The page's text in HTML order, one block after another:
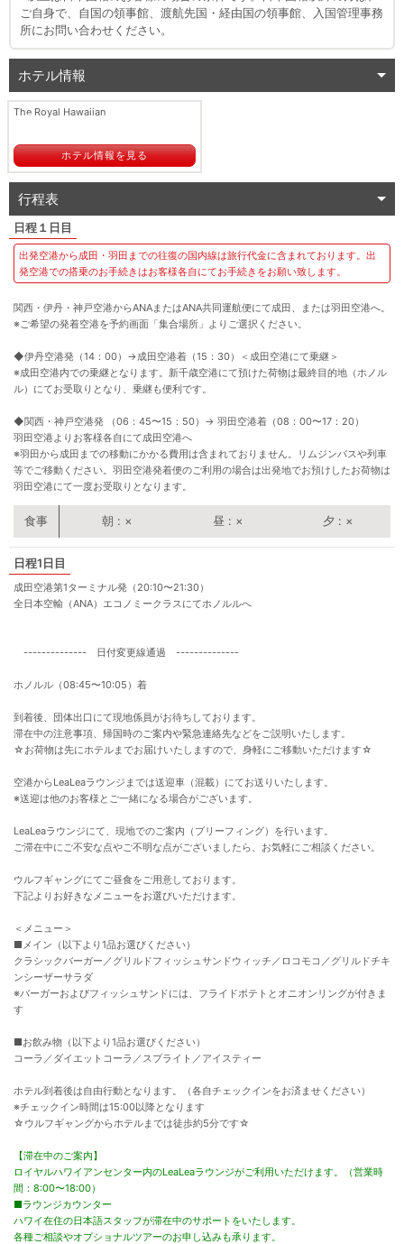
ご自身で、自国の領事館、渡航先国・経由国の領事館、入国管理事務
所にお問い合わせください。
ホテル情報
The Royal Hawaiian
ホテル情報を見る
行程表
１日目
出発空港から成田・羽田までの往復の国内線は旅行代金に含まれております。出
発空港での搭乗のお手続きはお客様各自にてお手続きをお願い致します。
関西・伊丹・神戸空港からANAまたはANA共同運航便にて成田、または羽田空港へ。
※ご希望の発着空港を予約画面「集合場所」よりご選択ください。
◆伊丹空港発（14：00） →成田空港着（15：30）＜成田空港にて乗継＞
※成田空港内での乗継となります。新千歳空港にて預けた荷物は最終目的地（ホノル
ル）にてお受取りとなり、乗継も便利です。
◆関西・神戸空港発 （06：45〜15：50） → 羽田空港着（08：00〜17：20）
羽田空港よりお客様各自にて成田空港へ
※羽田から成田までの移動にかかる費用は含まれておりません。リムジンバスや列車
等でご移動ください。羽田空港発着便のご利用の場合は出発地でお預けしたお荷物は
羽田空港にて一度お受取りとなります。
朝 × 昼 × 夕 ×
1日目
成田空港第1ターミナル発（20:10〜21:30）
全日本空輸（ANA）エコノミークラスにてホノルルへ
-------------- 日付変更線通過 --------------
ホノルル（08:45〜10:05）着
到着後、団体出口にて現地係員がお待ちしております。
滞在中の注意事項、帰国時のご案内や緊急連絡先などをご説明いたします。
☆お荷物は先にホテルまでお届けいたしますので、身軽にご移動いただけます☆
空港からLeaLeaラウンジまでは送迎車（混載）にてお送りいたします。
※送迎は他のお客様とご一緒になる場合がございます。
LeaLeaラウンジにて、現地でのご案内（ブリーフィング）を行います。
ご滞在中にご不安な点やご不明な点がございましたら、お気軽にご相談ください。
ウルフギャングにてご昼食をご用意しております。
下記よりお好きなメニューをお選びいただけます。
＜メニュー＞
■メイン（以下より1品お選びください）
クラシックバーガー／グリルドフィッシュサンドウィッチ／ロコモコ／グリルドチキ
ンシーザーサラダ
※バーガーおよびフィッシュサンドには、フライドポテトとオニオンリングが付きま
す
■お飲み物（以下より1品お選びください）
コーラ／ダイエットコーラ／スプライト／アイスティー
ホテル到着後は自由行動となります。（各自チェックインをお済ませください）
※チェックイン時間は15:00以降となります
☆ウルフギャングからホテルまでは徒歩約5分です☆
【滞在中のご案内】
ロイヤルハワイアンセンター内のLeaLeaラウンジがご利用いただけます。（営業時
間：8:00〜18:00）
■ラウンジカウンター
ハワイ在住の日本語スタッフが滞在中のサポートをいたします。
各種ご相談やオプショナルツアーのお申し込みも承ります。